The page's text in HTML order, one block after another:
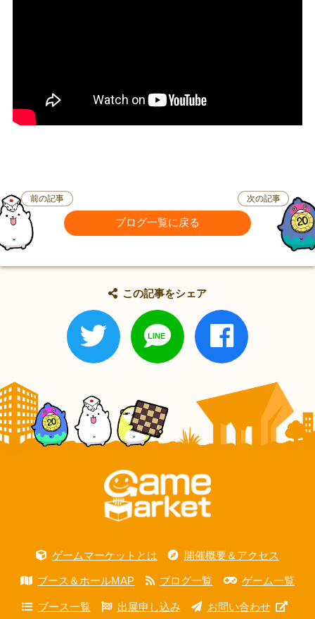
前の記事
ブログ一覧に戻る
次の記事
この記事をシェア
ゲームマーケットとは 開催概要＆アクセス
ブース＆ホールMAP ブログ一覧 ゲーム一覧
ブース一覧 出展申し込み お問い合わせ